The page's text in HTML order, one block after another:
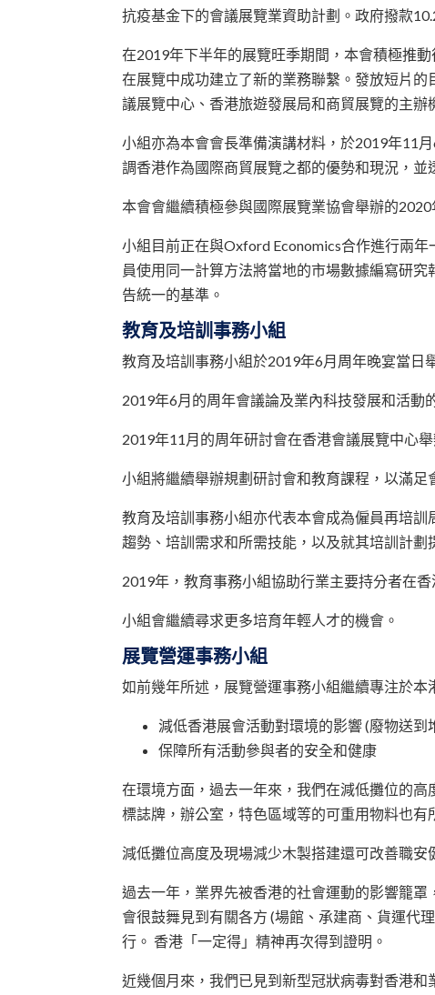
抗疫基金下的會議展覽業資助計劃。政府撥款
在2019年下半年的展覽旺季期間，本會積極推
在展覽中成功建立了新的業務聯繫。發放短片
議展覽中心、香港旅遊發展局和商貿展覽的主
小組亦為本會會長準備演講材料，於2019年11
調香港作為國際商貿展覽之都的優勢和現況，並
本會會繼續積極參與國際展覽業協會舉辦的
小組目前正在與Oxford Economics合作進行兩
員使用同一計算方法將當地的市場數據編寫研
告統一的基準。
教育及培訓事務小組
教育及培訓事務小組於2019年6月周年晚宴當日
2019年6月的周年會議論及業內科技發展和活動
2019年11月的周年研討會在香港會議展覽中心
小組將繼續舉辦規劃研討會和教育課程，以滿足
教育及培訓事務小組亦代表本會成為僱員再培
趨勢、培訓需求和所需技能，以及就其培訓計劃
2019年，教育事務小組協助行業主要持分者在
小組會繼續尋求更多培育年輕人才的機會。
展覽營運事務小組
如前幾年所述，展覽營運事務小組繼續專注於本
減低香港展會活動對環境的影響 (廢物送到
保障所有活動參與者的安全和健康
在環境方面，過去一年來，我們在減低攤位的
標誌牌，辦公室，特色區域等的可重用物料也
減低攤位高度及現場減少木製搭建還可改善職
過去一年，業界先被香港的社會運動的影響籠
會很鼓舞見到有關各方 (場館、承建商、貨運代
行。 香港「一定得」精神再次得到證明。
近幾個月來，我們已見到新型冠狀病毒對香港